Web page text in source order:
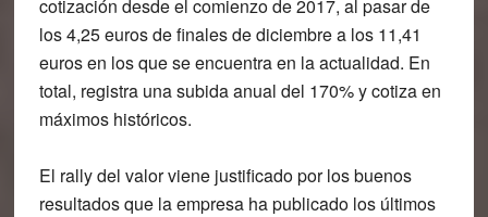
cotización desde el comienzo de 2017, al pasar de
los 4,25 euros de finales de diciembre a los 11,41
euros en los que se encuentra en la actualidad. En
total, registra una subida anual del 170% y cotiza en
máximos históricos.
El rally del valor viene justificado por los buenos
resultados que la empresa ha publicado los últimos